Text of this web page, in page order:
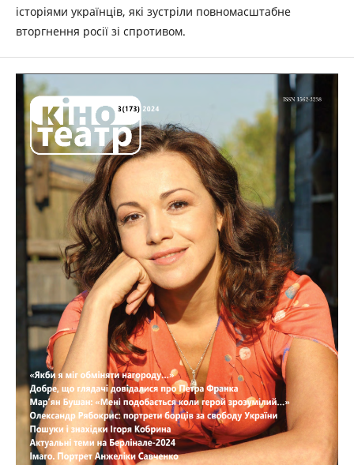
історіями українців, які зустріли повномасштабне
вторгнення росії зі спротивом.